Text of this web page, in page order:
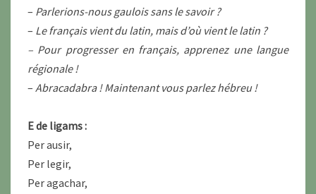
– Parlerions-nous gaulois sans le savoir ?
– Le français vient du latin, mais d’où vient le latin ?
– Pour progresser en français, apprenez une langue
régionale !
– Abracadabra ! Maintenant vous parlez hébreu !
E de ligams :
Per ausir,
Per legir,
Per agachar,